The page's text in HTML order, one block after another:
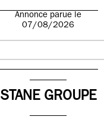
Annonce parue le
07/08/2026
STANE GROUPE